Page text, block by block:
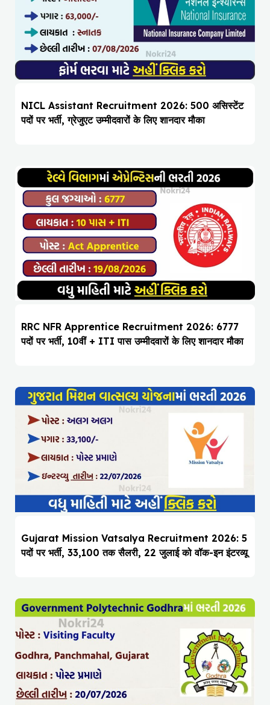
NICL Assistant Recruitment 2026: 500 असिस्टेंट
पदों पर भर्ती, ग्रेजुएट उम्मीदवारों के लिए शानदार मौका
RRC NFR Apprentice Recruitment 2026: 6777
पदों पर भर्ती, 10वीं + ITI पास उम्मीदवारों के लिए शानदार मौका
Gujarat Mission Vatsalya Recruitment 2026: 5
पदों पर भर्ती, ₹33,100 तक सैलरी, 22 जुलाई को वॉक-इन इंटरव्यू